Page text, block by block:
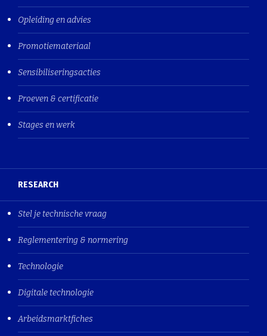
Opleiding en advies
Promotiemateriaal
Sensibiliseringsacties
Proeven & certificatie
Stages en werk
RESEARCH
Stel je technische vraag
Reglementering & normering
Technologie
Digitale technologie
Arbeidsmarktfiches